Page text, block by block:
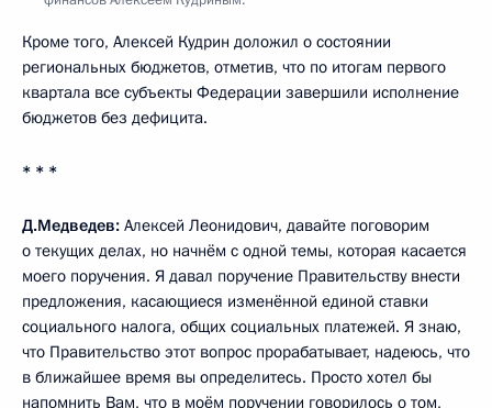
Кроме того, Алексей Кудрин доложил о состоянии
региональных бюджетов, отметив, что по итогам первого
квартала все субъекты Федерации завершили исполнение
бюджетов без дефицита.
* * *
Д.Медведев: Алексей Леонидович, давайте поговорим
о текущих делах, но начнём с одной темы, которая касается
моего поручения. Я давал поручение Правительству внести
предложения, касающиеся изменённой единой ставки
социального налога, общих социальных платежей. Я знаю,
что Правительство этот вопрос прорабатывает, надеюсь, что
в ближайшее время вы определитесь. Просто хотел бы
напомнить Вам, что в моём поручении говорилось о том,